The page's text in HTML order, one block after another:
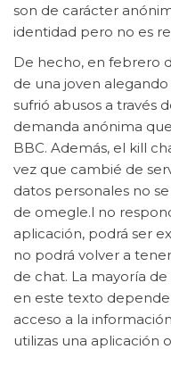
son de carácter
identidad pero no es
De hecho, en febrero
de una joven
sufrió abusos a través
demanda anónima
BBC. Además, el kill
vez que cambié de
datos personales no
de omegle.l no
aplicación, podrá ser
no podrá volver a
de chat. La mayoría
en este texto
acceso a la
utilizas una aplicación